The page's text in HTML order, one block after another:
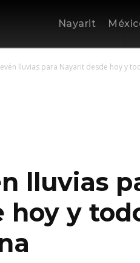
Nayarit
lluvias para Nayarit desde hoy y
lluvias
hoy y